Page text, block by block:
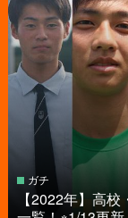
ガチ
【2022年】高